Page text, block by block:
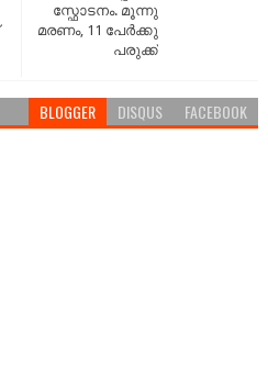
സ്ഫോടനം. മൂന്നു
മരണം, 11 പേർക്കു
പരുക്ക്
BLOGGER DISQUS FACEBOOK